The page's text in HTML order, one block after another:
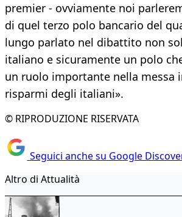
premier - ovviamente noi
di quel terzo polo bancario del
lungo parlato nel dibattito non
italiano e sicuramente un polo
un ruolo importante nella messa
risparmi degli italiani».
© RIPRODUZIONE RISERVATA
Seguici anche su Google
Altro di Attualità